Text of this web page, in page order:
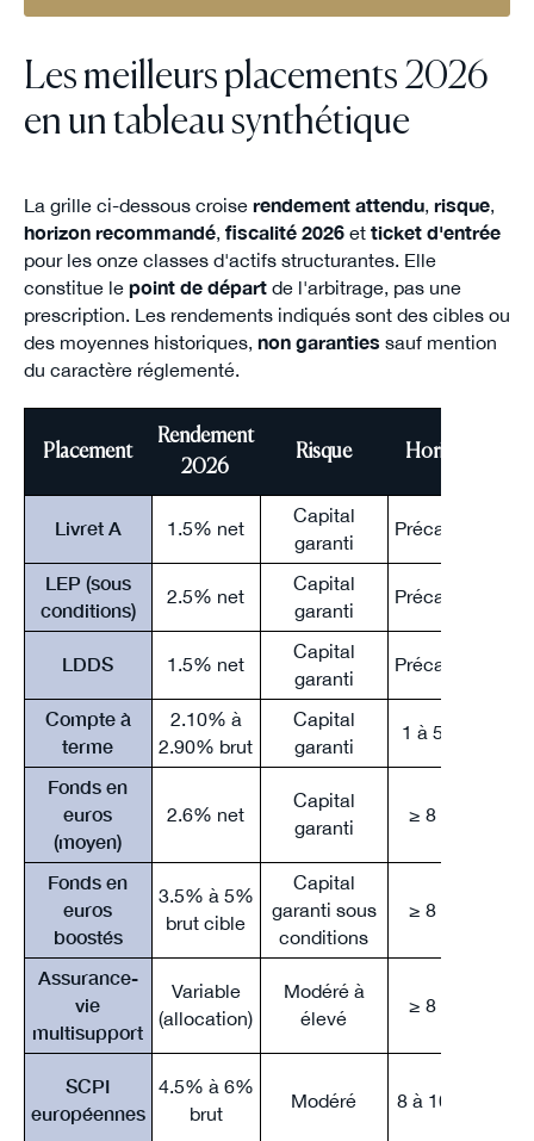
Les meilleurs placements 2026
en un tableau synthétique
La grille ci-dessous croise rendement attendu, risque,
horizon recommandé, fiscalité 2026et ticket d'entrée
pour les onze classes d'actifs structurantes. Elle
constitue le point de départde l'arbitrage, pas une
prescription. Les rendements indiqués sont des cibles ou
des moyennes historiques, non garanties sauf mention
du caractère réglementé.
Placement
Rendement
2026
Risque Horizon
Livret A 1.5% net
Capital
garanti
Précaution
LEP (sous
conditions)
2.5% net
Capital
garanti
Précaution
LDDS 1.5% net
Capital
garanti
Précaution
Compte à
terme
2.10% à
2.90% brut
Capital
garanti
1 à 5 ans
Fonds en
euros
(moyen)
2.6% net
Capital
garanti
≥ 8 ans
Fonds en
euros
boostés
3.5% à 5%
brut cible
Capital
garanti sous
conditions
≥ 8 ans
Assurance-
vie
multisupport
Variable
(allocation)
Modéré à
élevé
≥ 8 ans
SCPI
européennes
4.5% à 6%
brut
Modéré 8 à 10 ans